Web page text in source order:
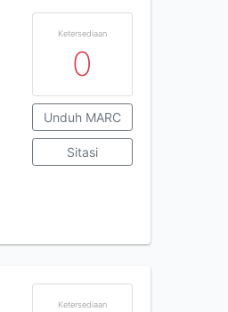
Ketersediaan
0
Unduh MARC
Sitasi
Ketersediaan